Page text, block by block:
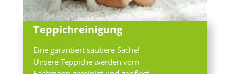
Teppichreinigung
Eine garantiert saubere Sache!
Unsere Teppiche werden vom